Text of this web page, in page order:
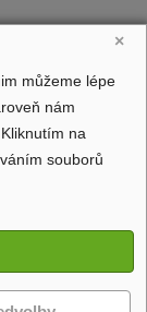
×
můžeme lépe
nám
na
souborů